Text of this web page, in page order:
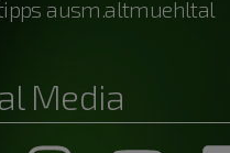
ausm.altmuehltal
Media